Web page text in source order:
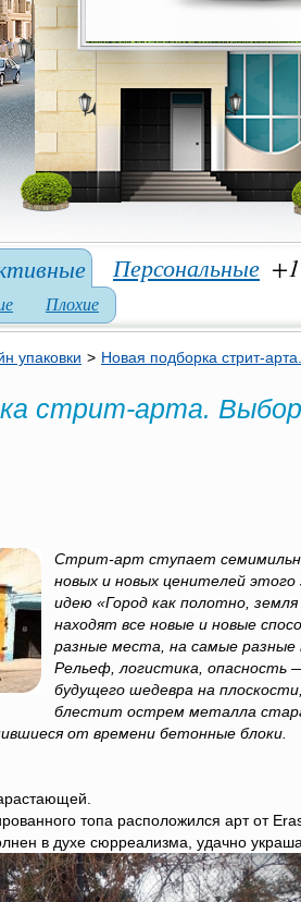
Плохие
Персональные +1
упаковки > Новая подборка стрит-
стрит-арта.
Стрит-арт ступает
новых и новых ценителей этого
идею «Город как полотно,
находят все новые и новые
разные места, на самые разные
Рельеф, логистика, опасность
будущего шедевра на
блестит острем металла
от времени бетонные блоки.
топа расположился арт от
в духе сюрреализма, удачно